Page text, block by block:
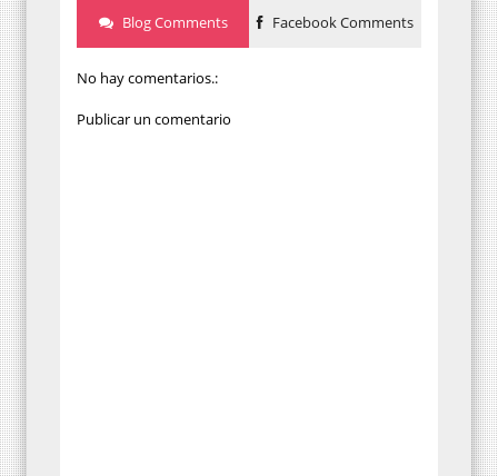
Blog Comments Facebook Comments
No hay comentarios.:
Publicar un comentario